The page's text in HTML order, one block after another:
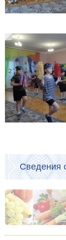
Сведения